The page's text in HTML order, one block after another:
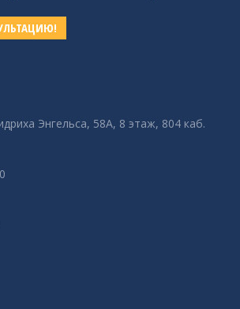
Энгельса, 58А, 8 этаж, 804 каб.